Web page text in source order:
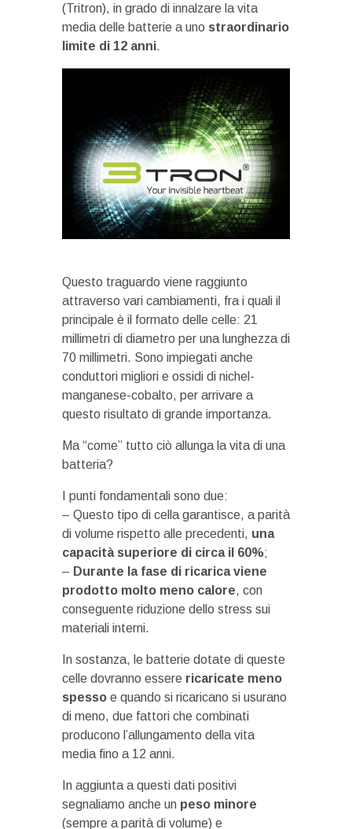
(Tritron), in grado di innalzare la vita
media delle batterie a uno straordinario
limite di 12 anni.
Questo traguardo viene raggiunto
attraverso vari cambiamenti, fra i quali il
principale è il formato delle celle: 21
millimetri di diametro per una lunghezza di
70 millimetri. Sono impiegati anche
conduttori migliori e ossidi di nichel-
manganese-cobalto, per arrivare a
questo risultato di grande importanza.
Ma “come” tutto ciò allunga la vita di una
batteria?
I punti fondamentali sono due:
– Questo tipo di cella garantisce, a parità
di volume rispetto alle precedenti, una
capacità superiore di circa il 60%;
– Durante la fase di ricarica viene
prodotto molto meno calore, con
conseguente riduzione dello stress sui
materiali interni.
In sostanza, le batterie dotate di queste
celle dovranno essere ricaricate meno
spesso e quando si ricaricano si usurano
di meno, due fattori che combinati
producono l’allungamento della vita
media fino a 12 anni.
In aggiunta a questi dati positivi
segnaliamo anche un peso minore
(sempre a parità di volume) e